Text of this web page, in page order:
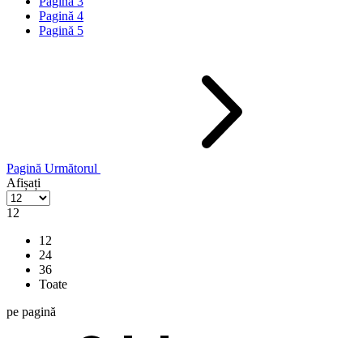
Pagină 4
Pagină 5
Pagină Următorul
Afișați
12
12
24
36
Toate
pe pagină